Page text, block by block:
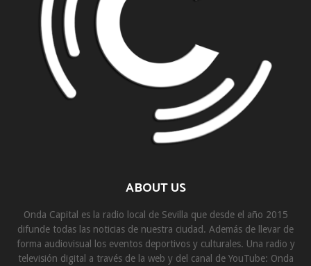
ABOUT US
Onda Capital es la radio local de Sevilla que desde el año 2015
difunde todas las noticias de nuestra ciudad. Además de llevar de
forma audiovisual los eventos deportivos y culturales. Una radio y
televisión digital a través de la web y del canal de YouTube: Onda